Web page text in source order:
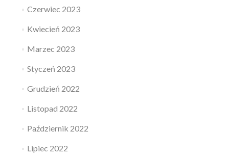
Czerwiec 2023
Kwiecień 2023
Marzec 2023
Styczeń 2023
Grudzień 2022
Listopad 2022
Październik 2022
Lipiec 2022